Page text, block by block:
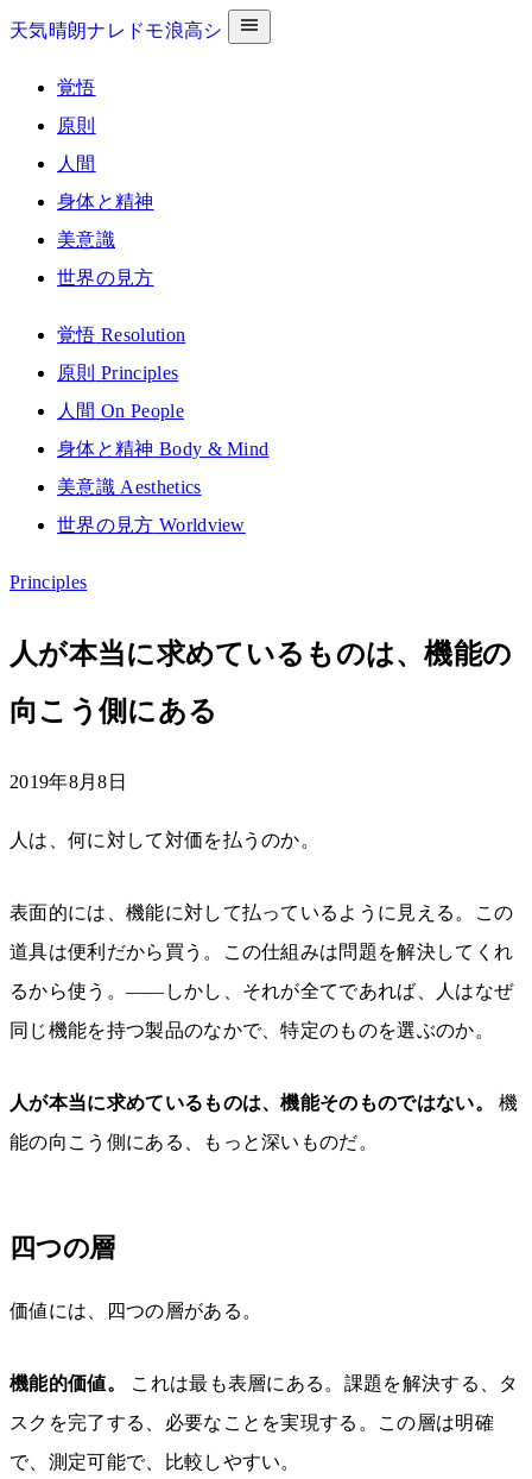
天気晴朗ナレドモ浪高シ
覚悟
原則
人間
身体と精神
美意識
世界の見方
覚悟 Resolution
原則 Principles
人間 On People
身体と精神 Body & Mind
美意識 Aesthetics
世界の見方 Worldview
Principles
人が本当に求めているものは、機能の
向こう側にある
2019年8月8日
人は、何に対して対価を払うのか。
表面的には、機能に対して払っているように見える。この
道具は便利だから買う。この仕組みは問題を解決してくれ
るから使う。——しかし、それが全てであれば、人はなぜ
同じ機能を持つ製品のなかで、特定のものを選ぶのか。
人が本当に求めているものは、機能そのものではない。
機
能の向こう側にある、もっと深いものだ。
四つの層
価値には、四つの層がある。
機能的価値。
これは最も表層にある。課題を解決する、タ
スクを完了する、必要なことを実現する。この層は明確
で、測定可能で、比較しやすい。